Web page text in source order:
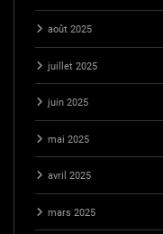
août 2025
juillet 2025
juin 2025
mai 2025
avril 2025
mars 2025